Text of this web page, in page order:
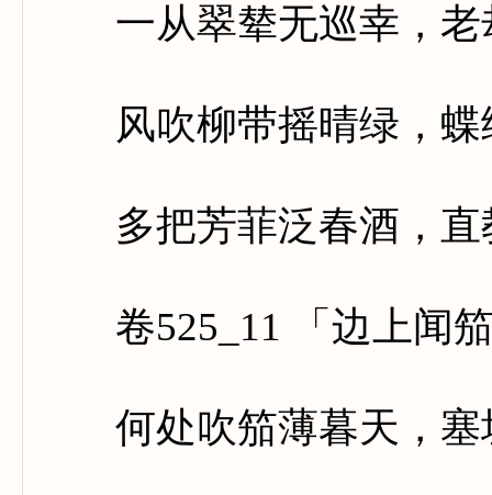
一从翠辇无巡幸，老
风吹柳带摇晴绿，蝶
多把芳菲泛春酒，直
卷525_11 「边上闻笳
何处吹笳薄暮天，塞